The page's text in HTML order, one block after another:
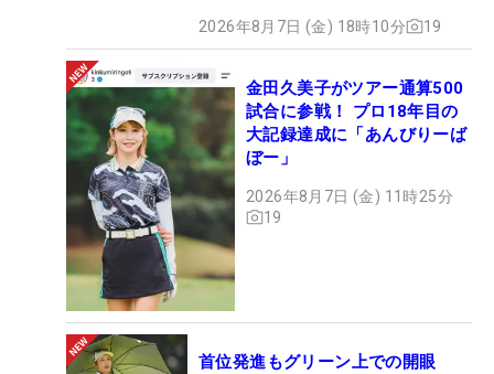
2026年8月7日 (金) 18時10分 19
金田久美子がツアー通算500
試合に参戦！ プロ18年目の
大記録達成に「あんびりーば
ぼー」
2026年8月7日 (金) 11時25分
19
首位発進もグリーン上での開眼